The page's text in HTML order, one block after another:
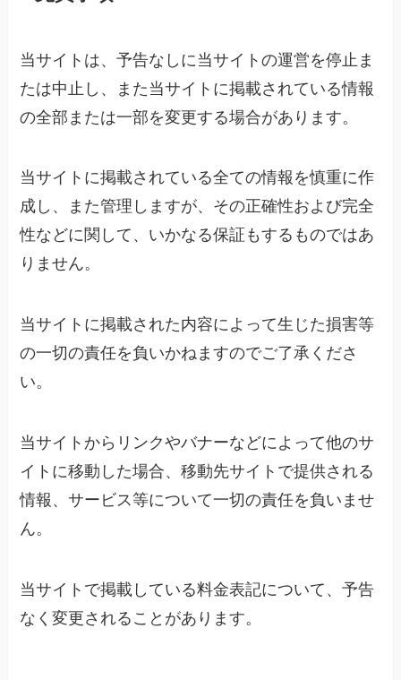
当サイトは、予告なしに当サイトの運営を停止ま
たは中止し、また当サイトに掲載されている情報
の全部または一部を変更する場合があります。
当サイトに掲載されている全ての情報を慎重に作
成し、また管理しますが、その正確性および完全
性などに関して、いかなる保証もするものではあ
りません。
当サイトに掲載された内容によって生じた損害等
の一切の責任を負いかねますのでご了承くださ
い。
当サイトからリンクやバナーなどによって他のサ
イトに移動した場合、移動先サイトで提供される
情報、サービス等について一切の責任を負いませ
ん。
当サイトで掲載している料金表記について、予告
なく変更されることがあります。